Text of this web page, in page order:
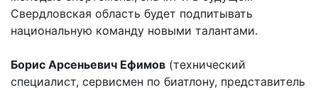
Свердловская область будет подпитывать
национальную команду новыми талантами.
Борис Арсеньевич Ефимов (технический
специалист, сервисмен по биатлону, представитель